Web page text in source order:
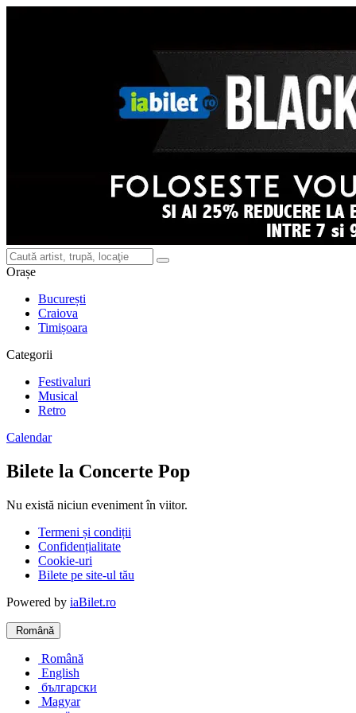
Orașe
București
Craiova
Timișoara
Categorii
Festivaluri
Musical
Retro
Calendar
Bilete la Concerte Pop
Nu există niciun eveniment în viitor.
Termeni și condiții
Confidențialitate
Cookie-uri
Bilete pe site-ul tău
Powered by iaBilet.ro
Română
Română
English
български
Magyar